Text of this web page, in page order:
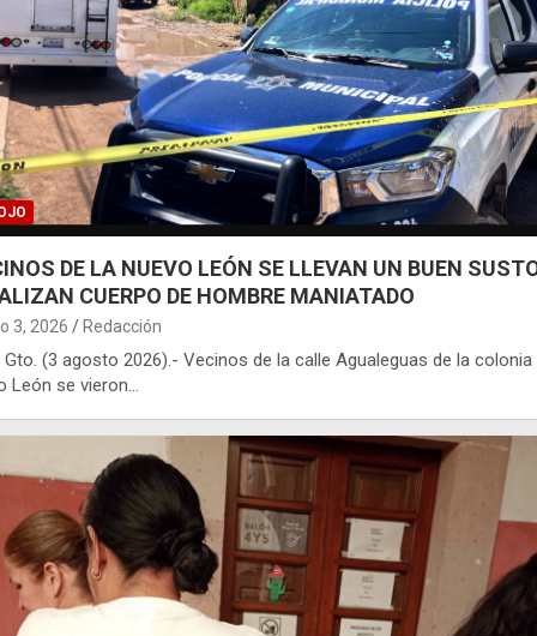
DE LA NUEVO LEÓN SE LLEVAN UN BUEN
CUERPO DE HOMBRE MANIATADO
3, 2026 Redacción
Gto. (3 agosto 2026).- Vecinos de la calle Agualeguas de la colonia
León se vieron…